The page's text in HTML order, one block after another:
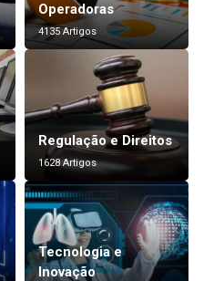
Operadoras
4135 Artigos
Regulação e Direitos
1628 Artigos
Tecnologia e
Inovação